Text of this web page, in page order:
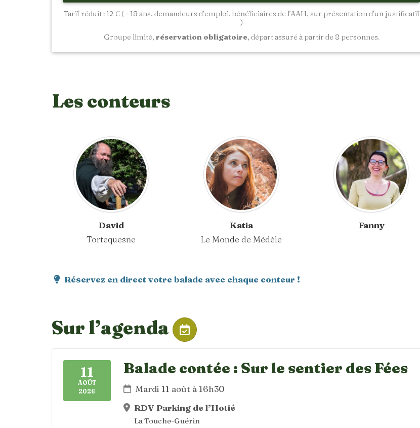
Tarif réduit : 12 € ( - 18 ans, demandeurs d’emploi, bénéficiaires de l’AAH, sur présentation d’un justificatif
)
Groupe limité, réservation obligatoire, départ assuré à partir de 8 personnes.
Les conteurs
David
Tortequesne
Katia
Le Monde de Médèle
Fanny
Réservez en direct votre balade avec chaque conteur !
Sur l’agenda
11
AOÛT
2026
Balade contée : Sur le sentier des Fées
Mardi 11 août à 16h30
RDV Parking de l’Hotié
La Touche-Guérin